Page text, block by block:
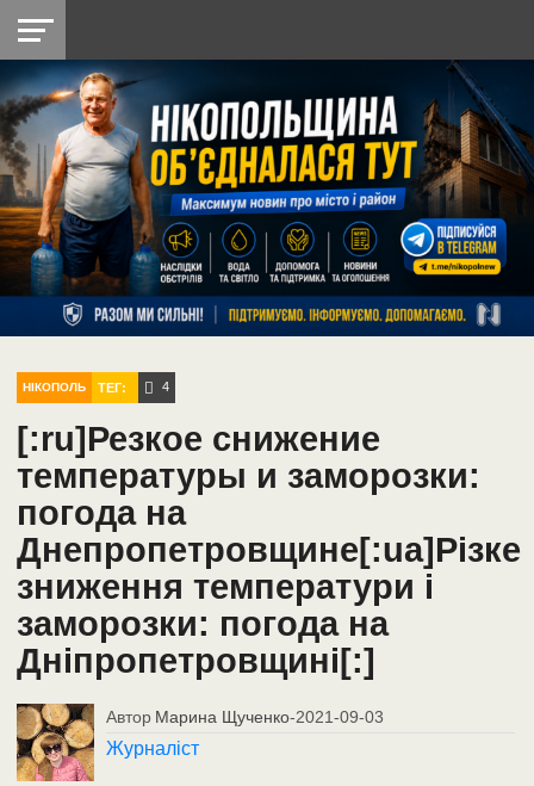
НІКОПОЛЬ
РАЙОН
СІЧЕСЛАВСЬКА
УКРАЇНА
РЕТРО
НІКОПОЛЬ
ЛАЙТ
УКРАЇНА
ДОПОМОГА
РАДІО
НІКОПОЛЬ ТЕГ: 4
[:ru]Резкое снижение
температуры и заморозки:
погода на
Днепропетровщине[:ua]Різке
зниження температури і
заморозки: погода на
Дніпропетровщині[:]
Автор Марина Щученко-2021-09-03
Журналіст